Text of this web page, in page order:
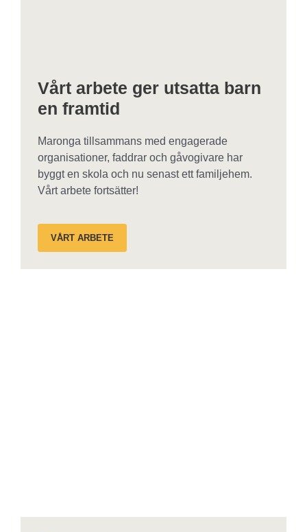
Vårt arbete ger utsatta barn
en framtid
Maronga tillsammans med engagerade
organisationer, faddrar och gåvogivare har
byggt en skola och nu senast ett familjehem.
Vårt arbete fortsätter!
VÅRT ARBETE